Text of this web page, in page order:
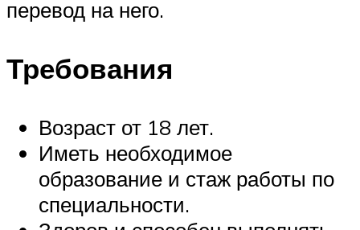
перевод на него.
Требования
Возраст от 18 лет.
Иметь необходимое
образование и стаж работы по
специальности.